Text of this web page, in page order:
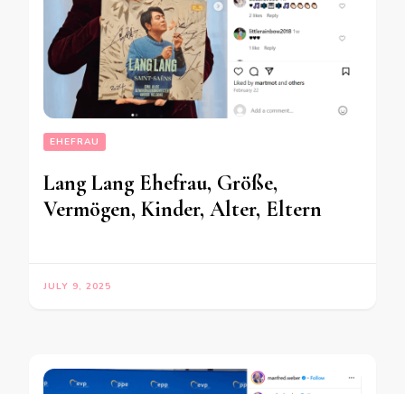
EHEFRAU
Lang Lang Ehefrau, Größe,
Vermögen, Kinder, Alter, Eltern
JULY 9, 2025